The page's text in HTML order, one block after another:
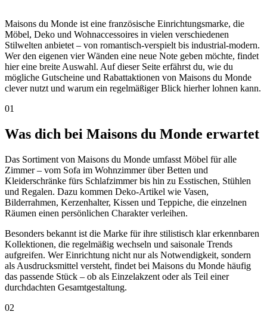
Maisons du Monde ist eine französische Einrichtungsmarke, die
Möbel, Deko und Wohnaccessoires in vielen verschiedenen
Stilwelten anbietet – von romantisch-verspielt bis industrial-modern.
Wer den eigenen vier Wänden eine neue Note geben möchte, findet
hier eine breite Auswahl. Auf dieser Seite erfährst du, wie du
mögliche Gutscheine und Rabattaktionen von Maisons du Monde
clever nutzt und warum ein regelmäßiger Blick hierher lohnen kann.
01
Was dich bei Maisons du Monde erwartet
Das Sortiment von Maisons du Monde umfasst Möbel für alle
Zimmer – vom Sofa im Wohnzimmer über Betten und
Kleiderschränke fürs Schlafzimmer bis hin zu Esstischen, Stühlen
und Regalen. Dazu kommen Deko-Artikel wie Vasen,
Bilderrahmen, Kerzenhalter, Kissen und Teppiche, die einzelnen
Räumen einen persönlichen Charakter verleihen.
Besonders bekannt ist die Marke für ihre stilistisch klar erkennbaren
Kollektionen, die regelmäßig wechseln und saisonale Trends
aufgreifen. Wer Einrichtung nicht nur als Notwendigkeit, sondern
als Ausdrucksmittel versteht, findet bei Maisons du Monde häufig
das passende Stück – ob als Einzelakzent oder als Teil einer
durchdachten Gesamtgestaltung.
02